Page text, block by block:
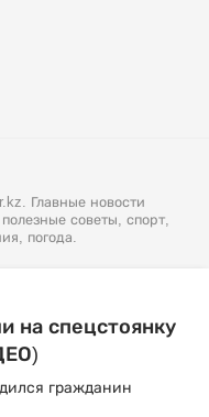
Главные новости
советы, спорт,
погода.
на спецстоянку
гражданин